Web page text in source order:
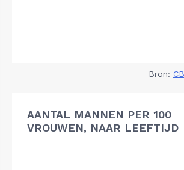
Bron:
AANTAL MANNEN PER 100
VROUWEN, NAAR LEEFTIJD